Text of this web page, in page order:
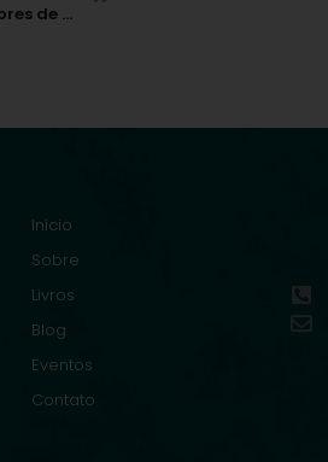
Após outra cassação, moradores de Palmas (PR) pedem por novas eleições
Início
Sobre
Livros
Blog
Eventos
Contato